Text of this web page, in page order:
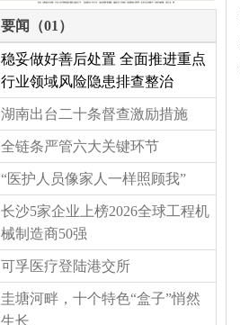
要闻（01）
稳妥做好善后处置 全面推进重点
行业领域风险隐患排查整治
湖南出台二十条督查激励措施
全链条严管六大关键环节
“医护人员像家人一样照顾我”
长沙5家企业上榜2026全球工程机
械制造商50强
可孚医疗登陆港交所
圭塘河畔，十个特色“盒子”悄然
生长